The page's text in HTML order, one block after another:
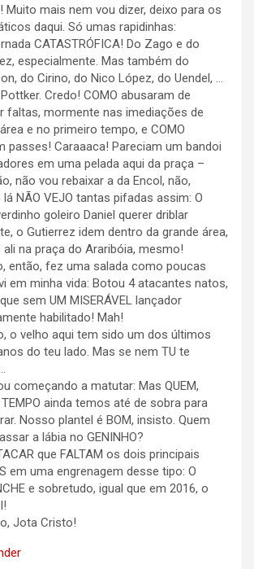
Muito mais nem vou dizer, deixo para os
daqui. Só umas rapidinhas:
CATASTRÓFICA! Do Zago e do
especialmente. Mas também do
do Cirino, do Nico López, do Uendel, …
Credo! COMO abusaram de
faltas, mormente nas imediações de
e no primeiro tempo, e COMO
passes! Caraaaca! Pareciam um bandoi
em uma pelada aqui da praça –
não vou rebaixar a da Encol, não,
lá NÃO VEJO tantas pifadas assim: O
goleiro Daniel querer driblar
o Gutierrez idem dentro da grande área,
na praça do Araribóia, mesmo!
então, fez uma salada como poucas
em minha vida: Botou 4 atacantes natos,
sem UM MISERÁVEL lançador
habilitado! Mah!
o velho aqui tem sido um dos últimos
do teu lado. Mas se nem TU te
começando a matutar: Mas QUEM,
ainda temos até de sobra para
Nosso plantel é BOM, insisto. Quem
a lábia no GENINHO?
que FALTAM os dois principais
em uma engrenagem desse tipo: O
e sobretudo, igual que em 2016, o
Jota Cristo!